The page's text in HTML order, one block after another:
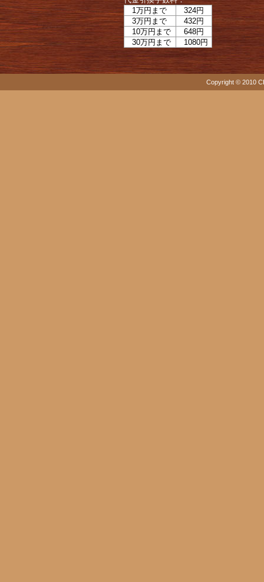
1万円まで
324円
3万円まで
432円
10万円まで
648円
30万円まで
1080円
Copyright © 2010